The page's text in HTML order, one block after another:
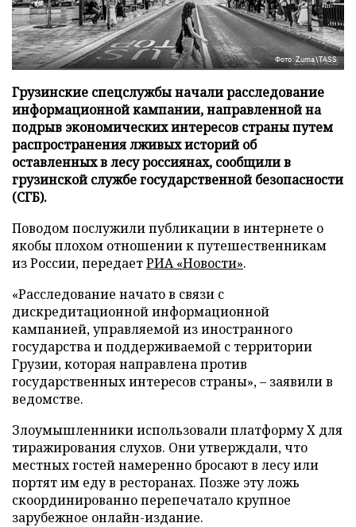
Фото: Zuma\TASS
Грузинские спецслужбы начали расследование
информационной кампании, направленной на
подрыв экономических интересов страны путем
распространения лживых историй об
оставленных в лесу россиянах, сообщили в
грузинской службе государственной безопасности
(СГБ).
Поводом послужили публикации в интернете о
якобы плохом отношении к путешественникам
из России, передаетРИА «Новости».
«Расследование начато в связи с
дискредитационной информационной
кампанией, управляемой из иностранного
государства и поддерживаемой с территории
Грузии, которая направлена против
государственных интересов страны», – заявили в
ведомстве.
Злоумышленники использовали платформу X для
тиражирования слухов. Они утверждали, что
местных гостей намеренно бросают в лесу или
портят им еду в ресторанах. Позже эту ложь
скоординированно перепечатало крупное
зарубежное онлайн-издание.